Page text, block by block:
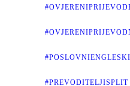
#PREVODITELJISPLIT